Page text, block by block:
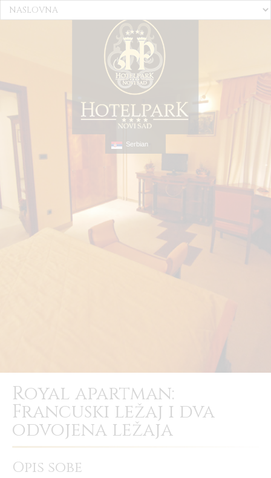
Serbian
Royal apartman:
Francuski ležaj i dva
odvojena ležaja
Opis sobe